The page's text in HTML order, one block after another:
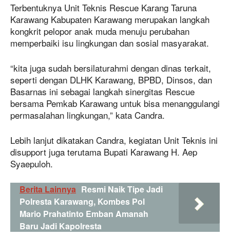
Terbentuknya Unit Teknis Rescue Karang Taruna
Karawang Kabupaten Karawang merupakan langkah
kongkrit pelopor anak muda menuju perubahan
memperbaiki isu lingkungan dan sosial masyarakat.
“kita juga sudah bersilaturahmi dengan dinas terkait,
seperti dengan DLHK Karawang, BPBD, Dinsos, dan
Basarnas ini sebagai langkah sinergitas Rescue
bersama Pemkab Karawang untuk bisa menanggulangi
permasalahan lingkungan,” kata Candra.
Lebih lanjut dikatakan Candra, kegiatan Unit Teknis ini
disupport juga terutama Bupati Karawang H. Aep
Syaepuloh.
Berita Lainnya Resmi Naik Tipe Jadi
Polresta Karawang, Kombes Pol
Mario Prahatinto Emban Amanah
Baru Jadi Kapolresta